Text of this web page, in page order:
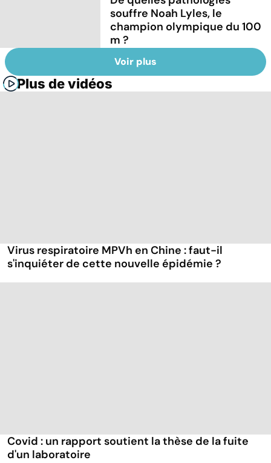
souffre Noah Lyles, le
champion olympique du 100
m ?
Voir plus
Plus de vidéos
Virus respiratoire MPVh en Chine : faut-il
s'inquiéter de cette nouvelle épidémie ?
Covid : un rapport soutient la thèse de la fuite
d'un laboratoire